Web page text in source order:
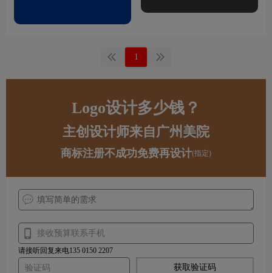
1
Logo设计多少钱？
主创设计师来自广州美院
商标注册不成功免费再设计(指定)
请接听回复来电135 0150 2207
获取验证码